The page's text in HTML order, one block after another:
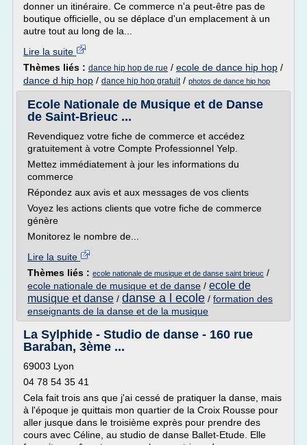
donner un itinéraire. Ce commerce n'a peut-être pas de
boutique officielle, ou se déplace d'un emplacement à un
autre tout au long de la...
Lire la suite
Thèmes liés : dance hip hop de rue / ecole de dance hip hop /
dance d hip hop / dance hip hop gratuit/ photos de dance hip hop
Ecole Nationale de Musique et de Danse
de Saint-Brieuc ...
Revendiquez votre fiche de commerce et accédez
gratuitement à votre Compte Professionnel Yelp.
Mettez immédiatement à jour les informations du
commerce
Répondez aux avis et aux messages de vos clients
Voyez les actions clients que votre fiche de commerce
génère
Monitorez le nombre de...
Lire la suite
Thèmes liés : ecole nationale de musique et de danse saint brieuc /
ecole nationale de musique et de danse / ecole de
musique et danse / danse a l ecole / formation des
enseignants de la danse et de la musique
La Sylphide - Studio de danse - 160 rue
Baraban, 3ème ...
69003 Lyon
04 78 54 35 41
Cela fait trois ans que j'ai cessé de pratiquer la danse, mais
à l'époque je quittais mon quartier de la Croix Rousse pour
aller jusque dans le troisième exprès pour prendre des
cours avec Céline, au studio de danse Ballet-Etude. Elle